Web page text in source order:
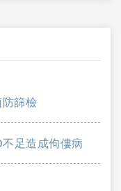
篩檢
足造成佝僂病